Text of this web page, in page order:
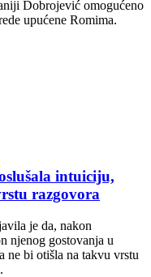
Dobrojević omogućeno
upućene Romima.
intuiciju,
razgovora
je da, nakon
njenog gostovanja u
ne bi otišla na takvu vrstu